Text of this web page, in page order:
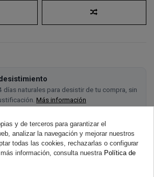
días naturales para desistir de tu compra, sin
Más información
y de terceros para garantizar el
analizar la navegación y mejorar nuestros
todas las cookies, rechazarlas o configurar
información, consulta nuestra Política de